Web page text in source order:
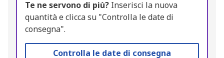
Te ne servono di più? Inserisci la nuova
quantità e clicca su "Controlla le date di
consegna".
Controlla le date di consegna